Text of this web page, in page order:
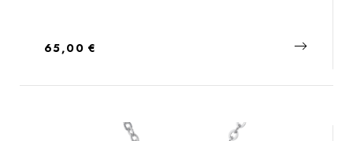
Regulärer Preis:
65,00 €